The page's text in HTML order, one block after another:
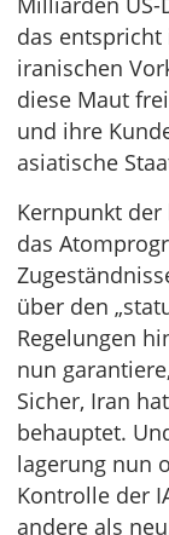
das entspricht
iranischen
diese Maut
und ihre
asiatische
Kernpunkt
das
über den
Regelungen
nun
Sicher, Iran
behauptet.
lagerung nun
Kontrolle der
andere als